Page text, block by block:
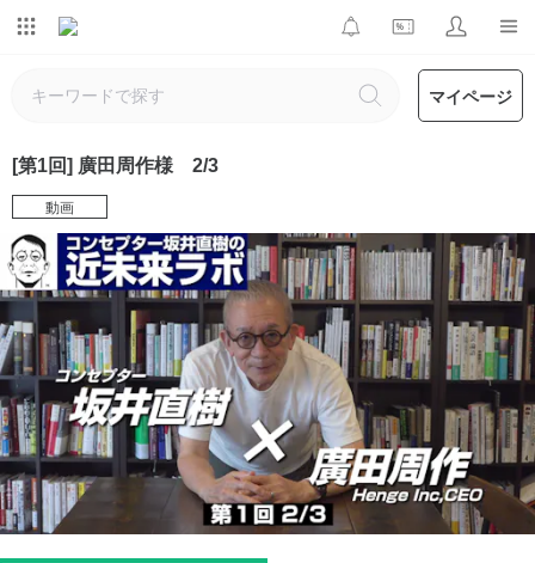
マイページ
[第1回] 廣田周作様 2/3
動画